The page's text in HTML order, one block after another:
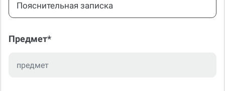
Пояснительная записка
Предмет*